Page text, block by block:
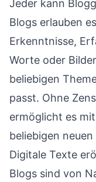
Jeder kann
Blogs erlauben
Erkenntnisse,
Worte oder
beliebigen
passt. Ohne
ermöglicht es
beliebigen
Digitale Texte
Blogs sind von